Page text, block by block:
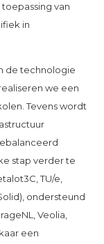
van
in
de technologie
we een
Tevens wordt
stap verder te
TU/e,
ondersteund
Veolia,
een